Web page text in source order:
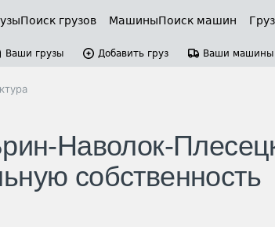
Поиск грузов МашиныПоиск машин
Ваши грузы Добавить груз Ваши машины
Наволок-
собственность